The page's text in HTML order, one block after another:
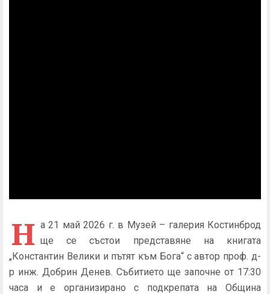
Н а 21 май 2026 г. в Музей – галерия Костинброд
ще се състои представяне на книгата
„Константин Велики и пътят към Бога“ с автор проф. д-
р инж. Добрин Денев. Събитието ще започне от 17:30
часа и е организирано с подкрепата на Община